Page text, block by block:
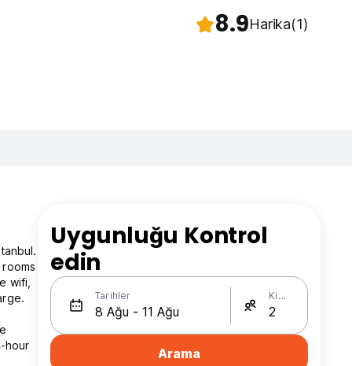
8.9Harika(1)
wifi,
hour
Uygunluğu Kontrol
edin
Tarihler Kişi Sayısı
Arama